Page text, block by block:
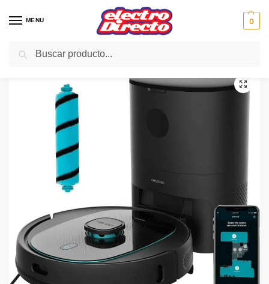
MENU 0
Inicio PAE / Hogar Robot Aspirador